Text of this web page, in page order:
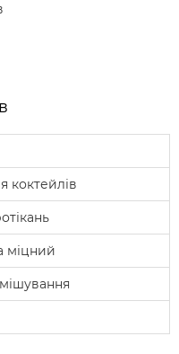
коктейлів
міцний